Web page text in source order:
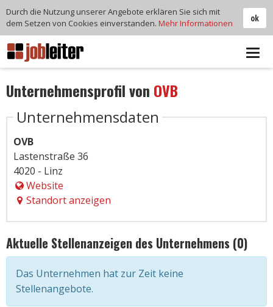
Unternehmensprofil von OVB
Unternehmensdaten
OVB
Lastenstraße 36
4020 - Linz
Website
Standort anzeigen
Aktuelle Stellenanzeigen des Unternehmens (0)
Das Unternehmen hat zur Zeit keine
Stellenangebote.
ok
Durch die Nutzung unserer Angebote erklären Sie sich mit
dem Setzen von Cookies einverstanden. Mehr Informationen